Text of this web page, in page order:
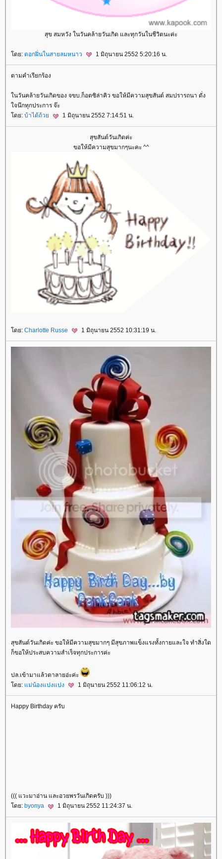
สุข สมหวัง ในวันคล้ายวันเกิด และทุกวันในชีวิตนะค่ะ
โดย: ดอกฝิ่นในสายลมหนาว 1 มิถุนายน 2552 5:20:16 น.
ตามคำเรียกร้อง
ในวันคล้ายวันเกิดของ จขบ.ก็อตซิล่าคิว ขอให้มีความสุขสันต์ สมปรารถนา ดั่ง
ใจนึกทุกประการ จ๊ะ
โดย: บ้าได้ถ้วย 1 มิถุนายน 2552 7:14:51 น.
สุขสันต์วันเกิดค่ะ
ขอให้มีความสุขมากๆนะคะ ^^
โดย: Charlotte Russe 1 มิถุนายน 2552 10:31:19 น.
สุขสันต์วันเกิดค่ะ ขอให้มีความสุขมากๆ มีสุขภาพแข็งแรงทั้งกายและใจ ทำสิ่งใด
ก็ขอให้ประสบความสำเร็จทุกประการค่ะ
ปล.เข้ามาแล้วตาลายอ่ะค่ะ
โดย: แม่น้องแปงแปง 1 มิถุนายน 2552 11:06:12 น.
Happy Birthday ครับ
((( แวะมาอ่าน และอวยพรวันเกิดครับ )))
โดย: byonya 1 มิถุนายน 2552 11:24:37 น.